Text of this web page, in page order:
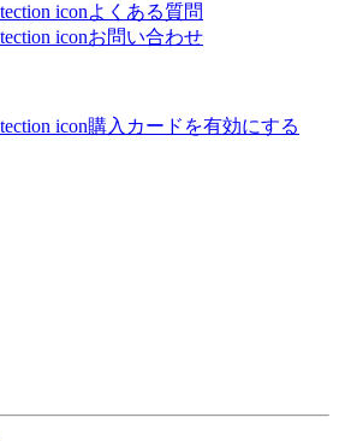
よくある質問
お問い合わせ
購入カードを有効にする